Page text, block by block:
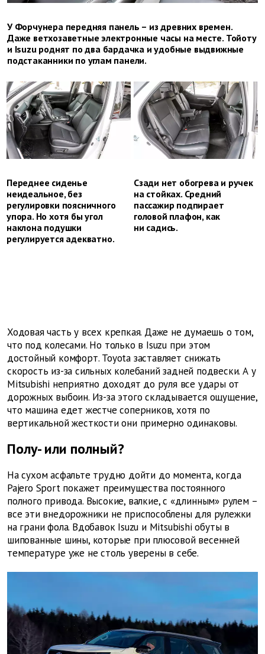
У Форчунера передняя панель – из древних времен.
Даже ветхозаветные электронные часы на месте. Тойоту
и Isuzu роднят по два бардачка и удобные выдвижные
подстаканники по углам панели.
Переднее сиденье
неидеальное, без
регулировки поясничного
упора. Но хотя бы угол
наклона подушки
регулируется адекватно.
Сзади нет обогрева и ручек
на стойках. Средний
пассажир подпирает
головой плафон, как
ни садись.
Ходовая часть у всех крепкая. Даже не думаешь о том,
что под колесами. Но только в Isuzu при этом
достойный комфорт. Toyota заставляет снижать
скорость из-за сильных колебаний задней подвески. А у
Mitsubishi неприятно доходят до руля все удары от
дорожных выбоин. Из-за этого складывается ощущение,
что машина едет жестче соперников, хотя по
вертикальной жесткости они примерно одинаковы.
Полу- или полный?
На сухом асфальте трудно дойти до момента, когда
Pajero Sport покажет преимущества постоянного
полного привода. Высокие, валкие, с «длинным» рулем –
все эти внедорожники не приспособлены для рулежки
на грани фола. Вдобавок Isuzu и Mitsubishi обуты в
шипованные шины, которые при плюсовой весенней
температуре уже не столь уверены в себе.